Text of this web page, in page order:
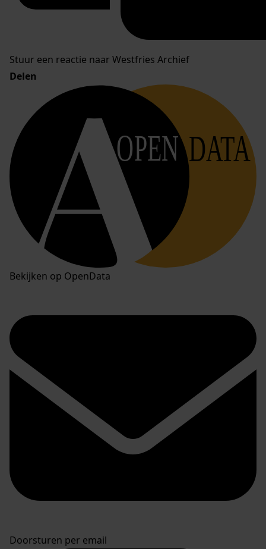
Stuur een reactie naar Westfries Archief
Delen
OPEN DATA
Bekijken op OpenData
Doorsturen per email